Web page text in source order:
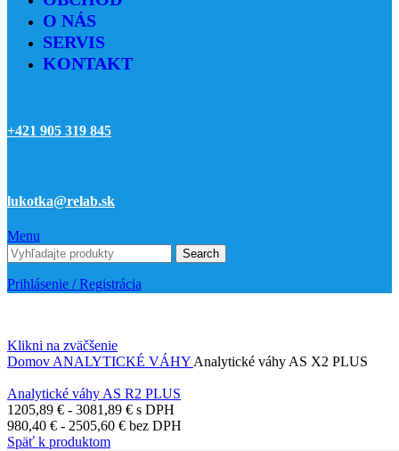
O NÁS
SERVIS
KONTAKT
+421 905 319 845
lukotka@relab.sk
Menu
Search
Prihlásenie / Registrácia
Klikni na zväčšenie
Domov ANALYTICKÉ VÁHY Analytické váhy AS X2 PLUS
Analytické váhy AS R2 PLUS
1205,89 € - 3081,89 € s DPH
980,40 € - 2505,60 € bez DPH
Späť k produktom